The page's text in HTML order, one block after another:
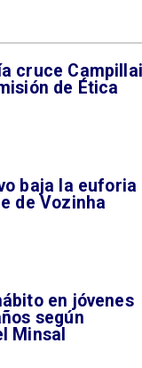
cruce
de Ética
baja la euforia
de Vozinha
en jóvenes
según
Minsal